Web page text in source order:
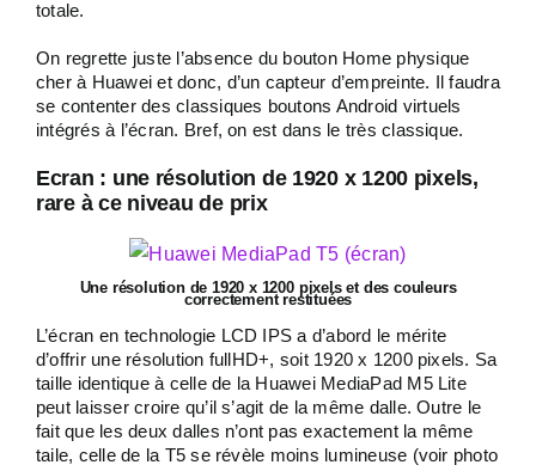
totale.
On regrette juste l’absence du bouton Home physique
cher à Huawei et donc, d’un capteur d’empreinte. Il faudra
se contenter des classiques boutons Android virtuels
intégrés à l’écran. Bref, on est dans le très classique.
Ecran : une résolution de 1920 x 1200 pixels,
rare à ce niveau de prix
Une résolution de 1920 x 1200 pixels et des couleurs
correctement restituées
L’écran en technologie LCD IPS a d’abord le mérite
d’offrir une résolution fullHD+, soit 1920 x 1200 pixels. Sa
taille identique à celle de la Huawei MediaPad M5 Lite
peut laisser croire qu’il s’agit de la même dalle. Outre le
fait que les deux dalles n’ont pas exactement la même
taile, celle de la T5 se révèle moins lumineuse (voir photo